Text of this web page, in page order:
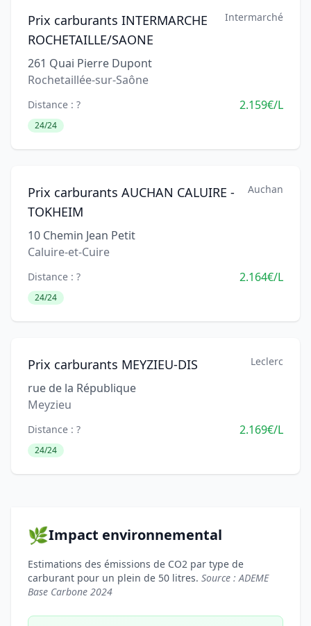
Prix carburants INTERMARCHE
ROCHETAILLE/SAONE
Intermarché
261 Quai Pierre Dupont
Rochetaillée-sur-Saône
Distance : ? 2.159€/L
24/24
Prix carburants AUCHAN CALUIRE -
TOKHEIM
Auchan
10 Chemin Jean Petit
Caluire-et-Cuire
Distance : ? 2.164€/L
24/24
Prix carburants MEYZIEU-DIS Leclerc
rue de la République
Meyzieu
Distance : ? 2.169€/L
24/24
🌿Impact environnemental
Estimations des émissions de CO2 par type de
carburant pour un plein de 50 litres. Source : ADEME
Base Carbone 2024